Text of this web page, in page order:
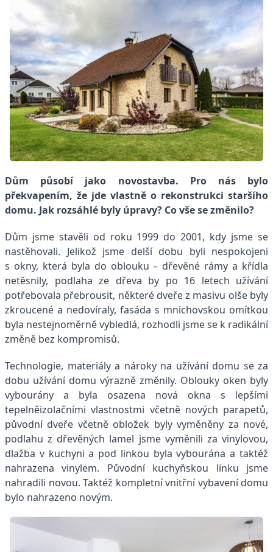
Dům působí jako novostavba. Pro nás bylo
překvapením, že jde vlastně o rekonstrukci staršího
domu. Jak rozsáhlé byly úpravy? Co vše se změnilo?
Dům jsme stavěli od roku 1999 do 2001, kdy jsme se
nastěhovali. Jelikož jsme delší dobu byli nespokojeni
s okny, která byla do oblouku – dřevěné rámy a křídla
netěsnily, podlaha ze dřeva by po 16 letech užívání
potřebovala přebrousit, některé dveře z masivu olše byly
zkroucené a nedovíraly, fasáda s mnichovskou omítkou
byla nestejnoměrně vybledlá, rozhodli jsme se k radikální
změně bez kompromisů.
Technologie, materiály a nároky na užívání domu se za
dobu užívání domu výrazně změnily. Oblouky oken byly
vybourány a byla osazena nová okna s lepšími
tepelněizolačními vlastnostmi včetně nových parapetů,
původní dveře včetně obložek byly vyměněny za nové,
podlahu z dřevěných lamel jsme vyměnili za vinylovou,
dlažba v kuchyni a pod linkou byla vybourána a taktéž
nahrazena vinylem. Původní kuchyňskou linku jsme
nahradili novou. Taktéž kompletní vnitřní vybavení domu
bylo nahrazeno novým.